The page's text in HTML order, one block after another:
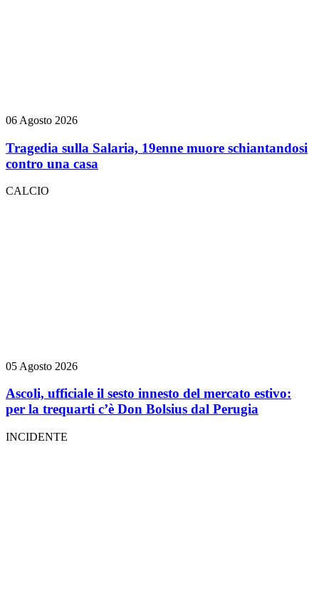
06 Agosto 2026
Tragedia sulla Salaria, 19enne muore schiantandosi
contro una casa
CALCIO
05 Agosto 2026
Ascoli, ufficiale il sesto innesto del mercato estivo:
per la trequarti c’è Don Bolsius dal Perugia
INCIDENTE